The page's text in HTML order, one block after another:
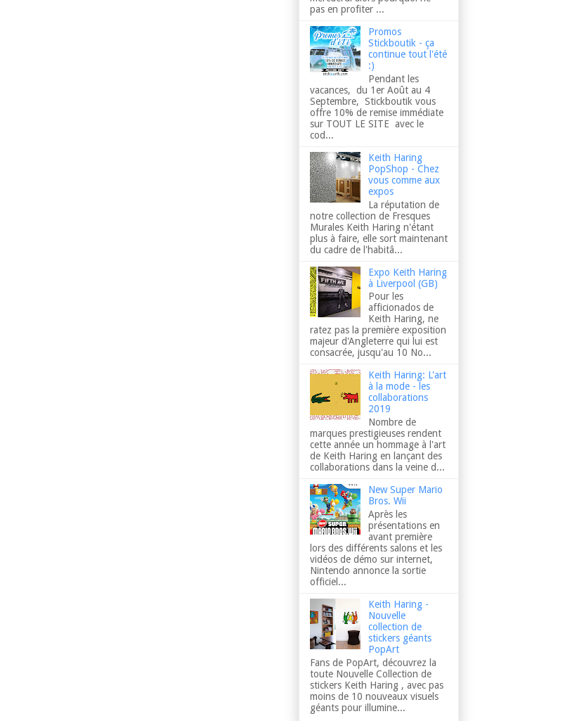
pas en profiter ...
Promos
Stickboutik - ça
continue tout l'été
:)
Pendant les
vacances, du 1er Août au 4
Septembre, Stickboutik vous
offre 10% de remise immédiate
sur TOUT LE SITE avec le
cod...
Keith Haring
PopShop - Chez
vous comme aux
expos
La réputation de
notre collection de Fresques
Murales Keith Haring n'étant
plus à faire, elle sort maintenant
du cadre de l'habitâ...
Expo Keith Haring
à Liverpool (GB)
Pour les
afficionados de
Keith Haring, ne
ratez pas la première exposition
majeur d'Angleterre qui lui est
consacrée, jusqu'au 10 No...
Keith Haring: L'art
à la mode - les
collaborations
2019
Nombre de
marques prestigieuses rendent
cette année un hommage à l'art
de Keith Haring en lançant des
collaborations dans la veine d...
New Super Mario
Bros. Wii
Après les
présentations en
avant première
lors des différents salons et les
vidéos de démo sur internet,
Nintendo annonce la sortie
officiel...
Keith Haring -
Nouvelle
collection de
stickers géants
PopArt
Fans de PopArt, découvrez la
toute Nouvelle Collection de
stickers Keith Haring , avec pas
moins de 10 nouveaux visuels
géants pour illumine...